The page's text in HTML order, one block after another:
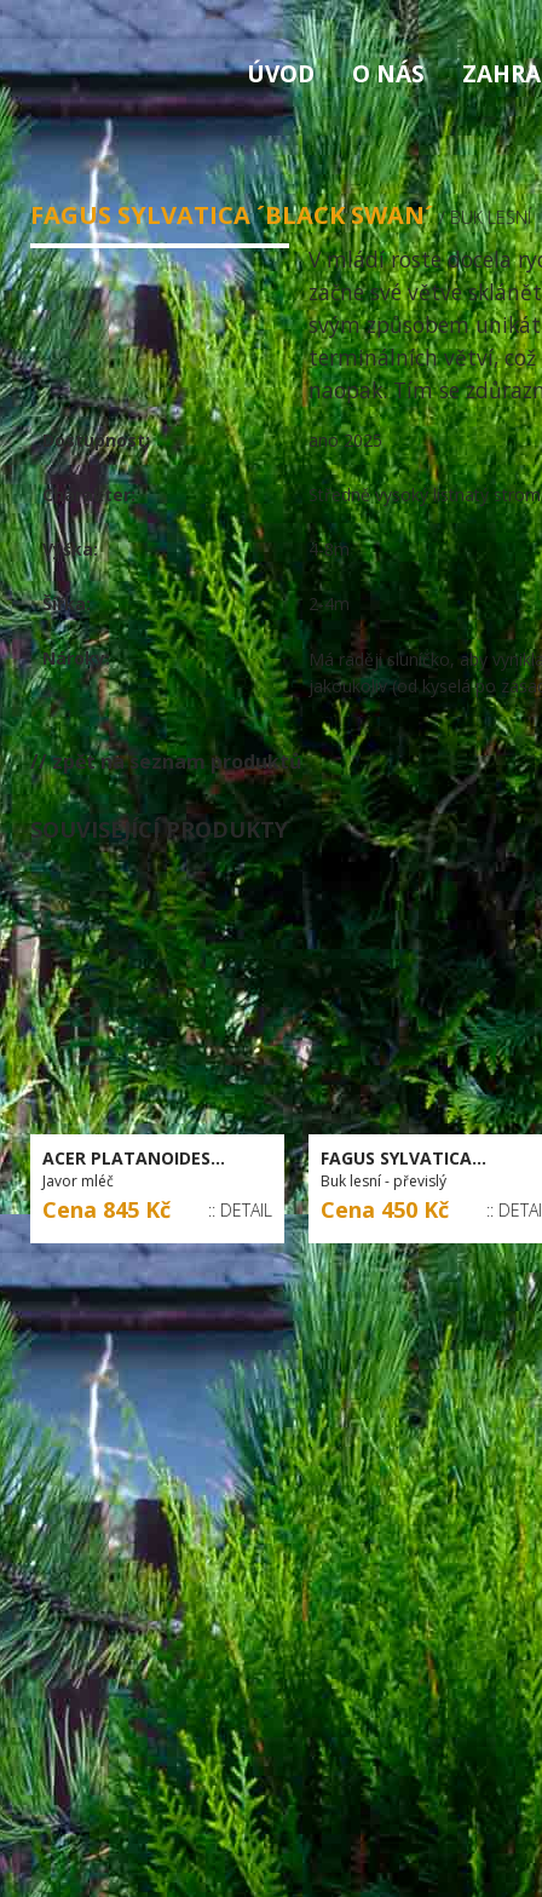
ÚVOD O NÁS
FAGUS SYLVATICA ´BLACK SWAN´/ BUK LESNÍ
V mládí roste docela
začne své větve
svým způsobem
terminálních větví,
naopak. Tím se
Dostupnost: ano 2025
Charakter: Středně vysoký listnatý
Výška: 4-8m
Šířka: 2-4m
Nároky:
Má raději sluníčko, aby
jakoukoliv (od kyselá po
// zpět na seznam produktů
SOUVISEJÍCÍ PRODUKTY
ACER PLATANOIDES...
Javor mléč
Cena 845 Kč :: DETAIL
FAGUS SYLVATICA...
Buk lesní - převislý
Cena 450 Kč ::